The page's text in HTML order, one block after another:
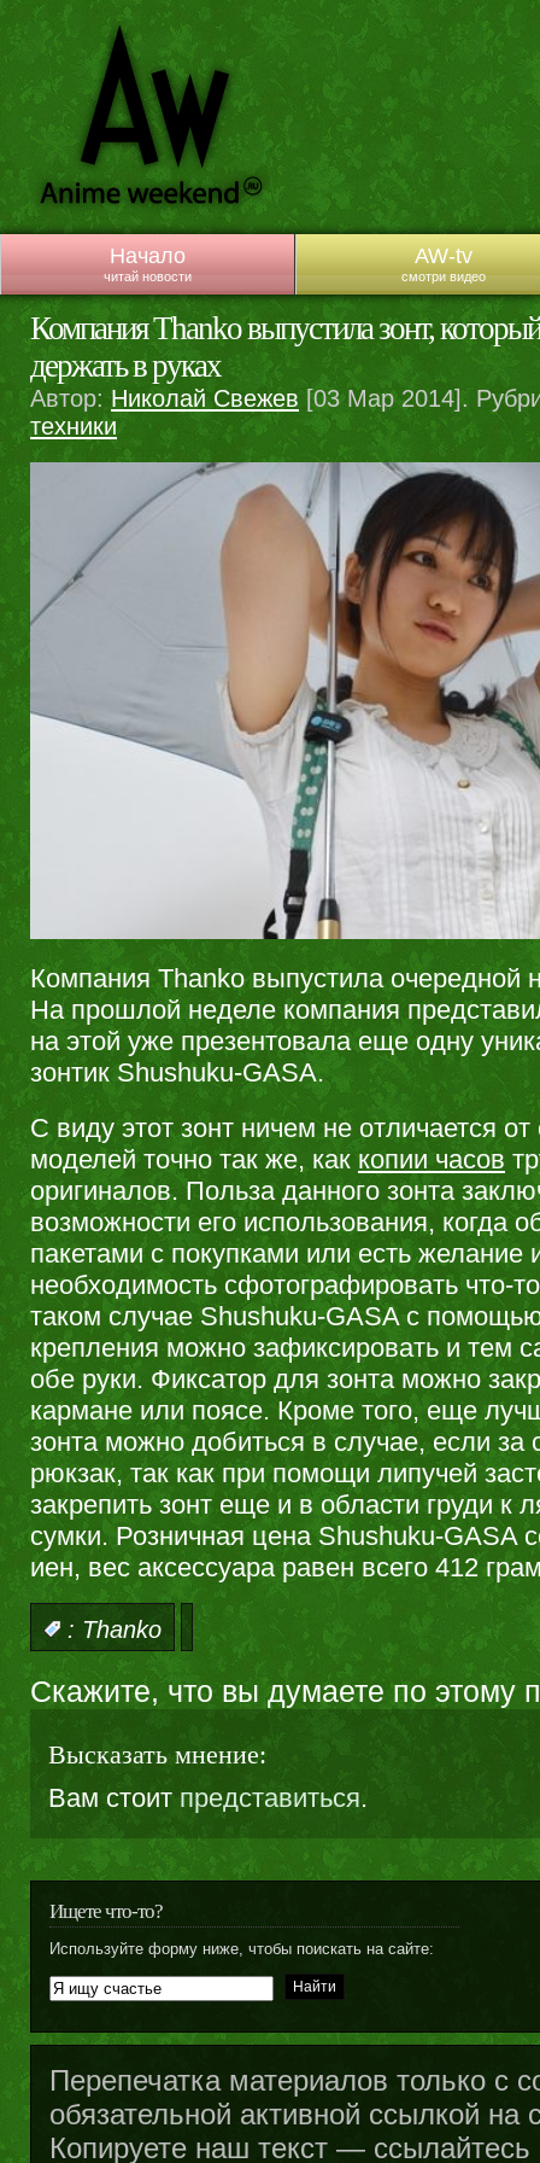
Начало
читай новости
AW-tv
смотри видео
Компания Thanko выпустила зонт,
держать в руках
Автор: Николай Свежев [03 Мар 2014].
техники
Компания Thanko выпустила очередной
На прошлой неделе компания
на этой уже презентовала еще одну
зонтик Shushuku-GASA.
С виду этот зонт ничем не отличается
моделей точно так же, как копии часов
оригиналов. Польза данного зонта
возможности его использования, когда
пакетами с покупками или есть желание
необходимость сфотографировать что-
таком случае Shushuku-GASA с
крепления можно зафиксировать и тем
обе руки. Фиксатор для зонта можно
кармане или поясе. Кроме того, еще
зонта можно добиться в случае, если за
рюкзак, так как при помощи липучей
закрепить зонт еще и в области груди к
сумки. Розничная цена Shushuku-GASA
иен, вес аксессуара равен всего 412
: Thanko
Скажите, что вы думаете по этому
Высказать мнение:
Вам стоит представиться.
Ищете что-то?
Используйте форму ниже, чтобы поискать на сайте:
Перепечатка материалов только с
обязательной активной ссылкой на
Копируете наш текст —